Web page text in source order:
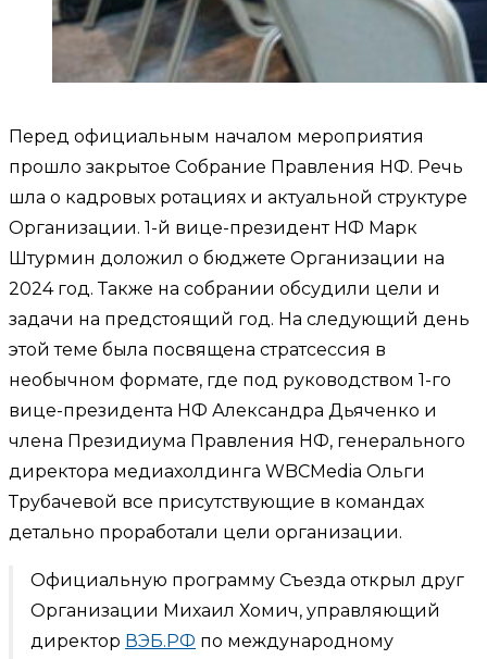
Перед официальным началом мероприятия
прошло закрытое Собрание Правления НФ. Речь
шла о кадровых ротациях и актуальной структуре
Организации. 1-й вице-президент НФ Марк
Штурмин доложил о бюджете Организации на
2024 год. Также на собрании обсудили цели и
задачи на предстоящий год. На следующий день
этой теме была посвящена стратсессия в
необычном формате, где под руководством 1-го
вице-президента НФ Александра Дьяченко и
члена Президиума Правления НФ, генерального
директора медиахолдинга WBCMedia Ольги
Трубачевой все присутствующие в командах
детально проработали цели организации.
Официальную программу Съезда открыл друг
Организации Михаил Хомич, управляющий
директор ВЭБ.РФ по международному